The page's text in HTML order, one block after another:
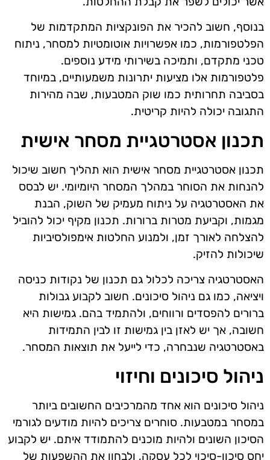
בנוסף, חשוב להכיר את הפונקציות המתקדמות של
הפלטפורמות, כמו אפשרויות אוטומטיות למסחר, ניתוח
טכני מתקדם, ותמיכה בשירותי מידע נוספים.
פלטפורמות אלו מציעות יתרונות משמעותיים, במיוחד
בסביבה תחרותית כמו שוק המטבעות, שבה מהירות
התגובה יכולה להיות קריטית.
תכנון אסטרטגיית מסחר אישית
תכנון אסטרטגיית מסחר אישית הוא תהליך חשוב שיכול
להנחות את הסוחר במהלך המסחר היומיומי. יש לבסס
את האסטרטגיה על ניתוח מעמיק של השוק, הבנת
מגמות, וקביעת מטרות ברורות. תכנון מקיף יכול להוביל
להצלחה לאורך זמן, ולמנוע החלטות אימפולסיביות
שיכולות להזיק.
האסטרטגיה צריכה לכלול גם תכנון של נקודות כניסה
ויציאה, כמו גם ניהול סיכונים. חשוב לקבוע גבולות
ברורים להפסדים ורווחים, ולהתמיד בהם. גמישות היא
חשובה, אך יש לאזן בין גמישות זו לבין התמידות
באסטרטגיה שנבחרה, כדי לייעל את תוצאות המסחר.
ניהול סיכונים וחיזוי
ניהול סיכונים הוא אחד מהמרכיבים החשובים ביותר
במסחר במטבעות. סוחרים צריכים להיות מודעים לגורמי
הסיכון השונים ולהיות מוכנים להתמודד איתם. יש לקבוע
יחס סיכון-סיכוי לכל עסקה, ולבחון את ההשפעות של